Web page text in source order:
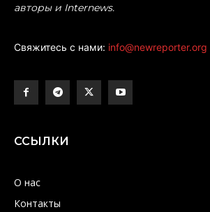
авторы и Internews.
Свяжитесь с нами: info@newreporter.org
ССЫЛКИ
О нас
Контакты